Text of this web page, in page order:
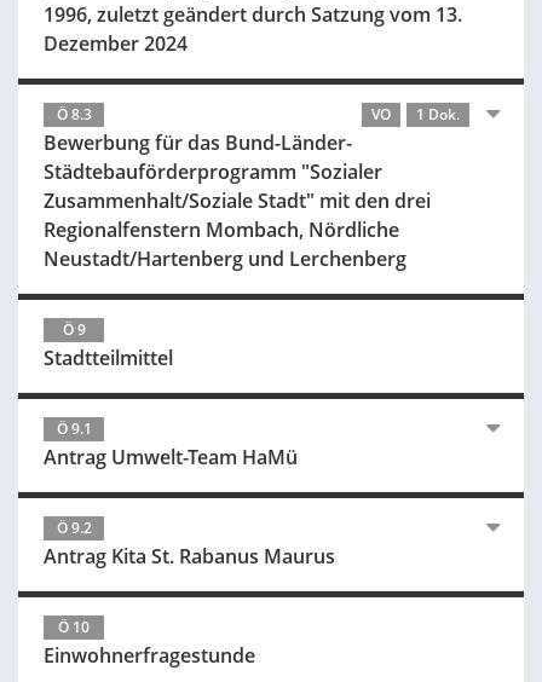
1996, zuletzt geändert durch Satzung vom 13.
Dezember 2024
Ö 8.3 VO 1 Dok.
Bewerbung für das Bund-Länder-
Städtebauförderprogramm "Sozialer
Zusammenhalt/Soziale Stadt" mit den drei
Regionalfenstern Mombach, Nördliche
Neustadt/Hartenberg und Lerchenberg
Ö 9
Stadtteilmittel
Ö 9.1
Antrag Umwelt-Team HaMü
Ö 9.2
Antrag Kita St. Rabanus Maurus
Ö 10
Einwohnerfragestunde